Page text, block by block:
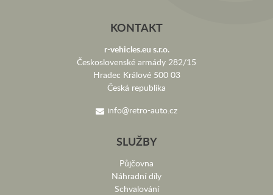
KONTAKT
r-vehicles.eu s.r.o.
Československé armády 282/15
Hradec Králové 500 03
Česká republika
info@retro-auto.cz
SLUŽBY
Půjčovna
Náhradní díly
Schvalování